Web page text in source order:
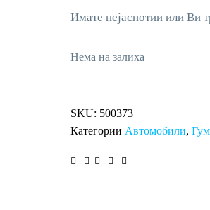
Имате нејаснотии или Ви
Нема на залиха
SKU: 500373
Категории Автомобили,